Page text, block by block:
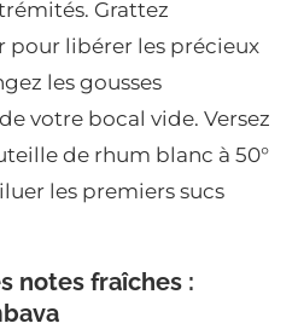
Grattez
pour libérer les précieux
les gousses
votre bocal vide. Versez
de rhum blanc à 50°
les premiers sucs
notes fraîches :